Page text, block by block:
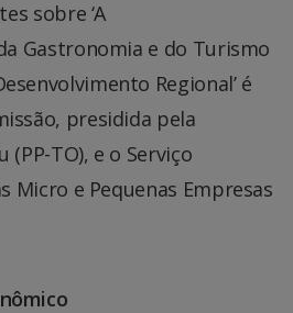
sobre ‘A
Gastronomia e do Turismo
Regional’ é
presidida pela
(PP-TO), e o Serviço
Micro e Pequenas Empresas